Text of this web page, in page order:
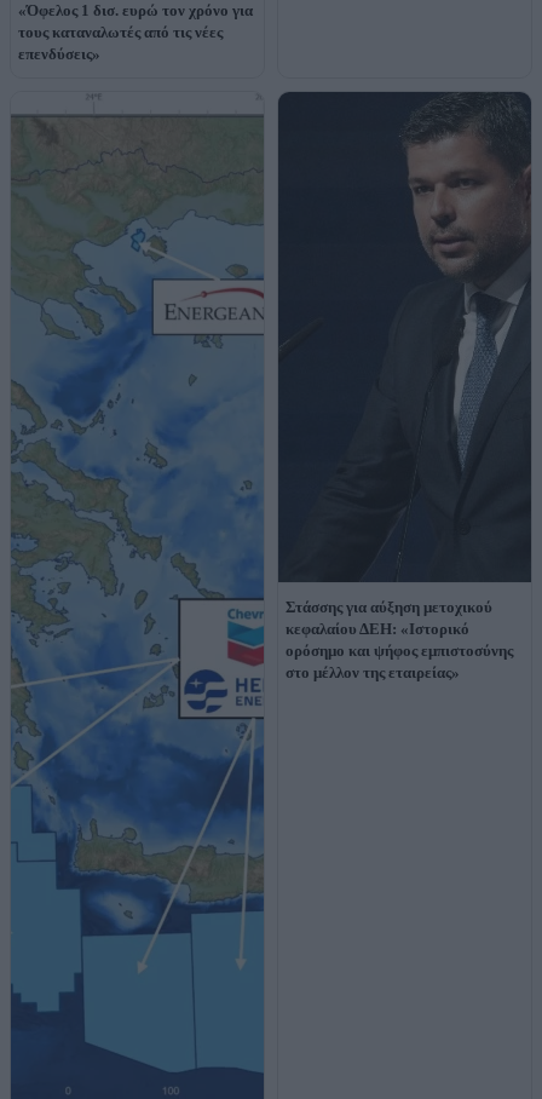
«Όφελος 1 δισ. ευρώ τον χρόνο για
τους καταναλωτές από τις νέες
επενδύσεις»
Στάσσης για αύξηση μετοχικού
κεφαλαίου ΔΕΗ: «Ιστορικό
ορόσημο και ψήφος εμπιστοσύνης
στο μέλλον της εταιρείας»